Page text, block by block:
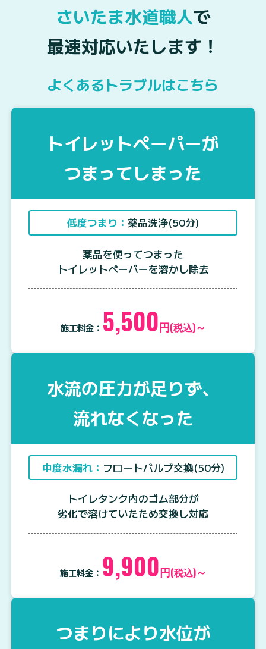
さいたま水道職人で
最速対応いたします！
よくあるトラブルはこちら
トイレットペーパーが
つまってしまった
低度つまり： 薬品洗浄(50分)
薬品を使ってつまった
トイレットペーパーを溶かし除去
施工料金： 5,500円(税込)～
水流の圧力が足りず、
流れなくなった
中度水漏れ： フロートバルブ交換(50分)
トイレタンク内のゴム部分が
劣化で溶けていたため交換し対応
施工料金： 9,900円(税込)～
つまりにより水位が